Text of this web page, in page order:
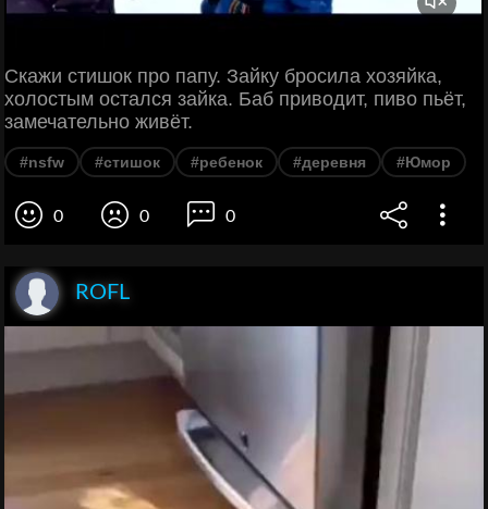
Скажи стишок про папу. Зайку бросила хозяйка,
холостым остался зайка. Баб приводит, пиво пьёт,
замечательно живёт.
#nsfw #стишок #ребенок #деревня #Юмор
0 0 0
ROFL